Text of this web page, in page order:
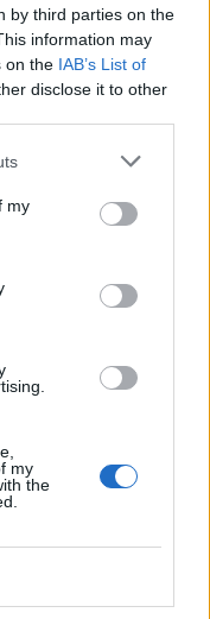
by third parties on the
information may
on the IAB’s List of
disclose it to other
my
my
the
Κέντρο και
με τον υπ. Υγείας,
για